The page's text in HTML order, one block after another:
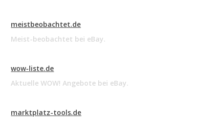
meistbeobachtet.de
Meist-beobachtet bei eBay.
wow-liste.de
Aktuelle WOW! Angebote bei eBay.
marktplatz-tools.de